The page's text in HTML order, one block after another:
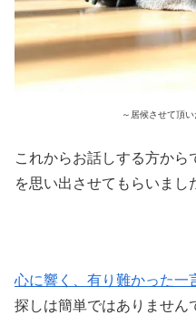
～居候させて頂
これからお話しする方から
を思い出させてもらいまし
心に響く、有り難かった一
探しは簡単ではありません